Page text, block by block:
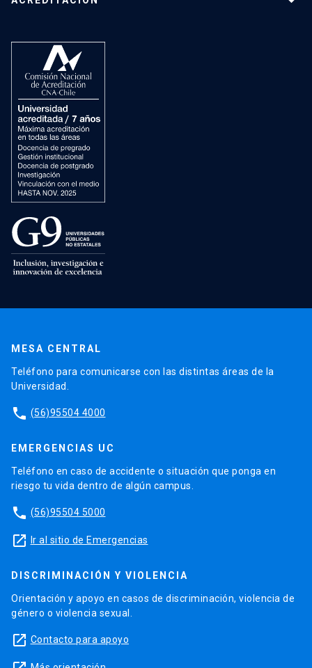
MESA CENTRAL
Teléfono para comunicarse con las distintas áreas de la
Universidad.
phone (56)95504 4000
EMERGENCIAS UC
Teléfono en caso de accidente o situación que ponga en
riesgo tu vida dentro de algún campus.
phone (56)95504 5000
launch Ir al sitio de Emergencias
DISCRIMINACIÓN Y VIOLENCIA
Orientación y apoyo en casos de discriminación, violencia de
género o violencia sexual.
launch Contacto para apoyo